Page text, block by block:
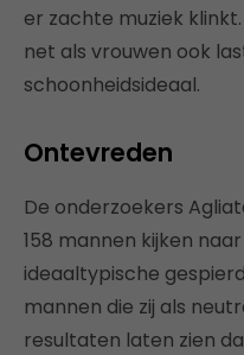
er zachte muziek
net als vrouwen ook
schoonheidsideaal.
Ontevreden
De onderzoekers
158 mannen kijken
ideaaltypische
mannen die zij als
resultaten laten zien